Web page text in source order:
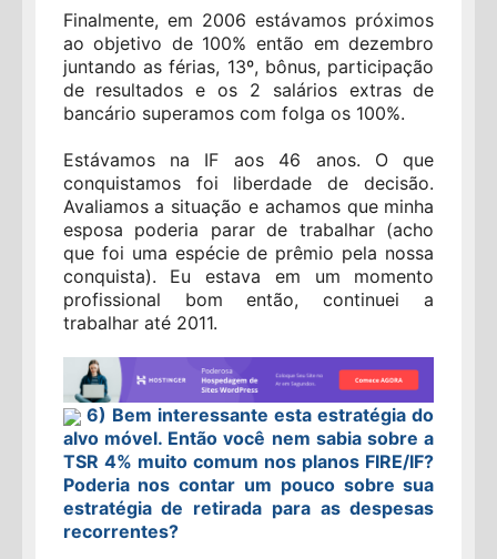
Finalmente, em 2006 estávamos próximos
ao objetivo de 100% então em dezembro
juntando as férias, 13º, bônus, participação
de resultados e os 2 salários extras de
bancário superamos com folga os 100%.
Estávamos na IF aos 46 anos. O que
conquistamos foi liberdade de decisão.
Avaliamos a situação e achamos que minha
esposa poderia parar de trabalhar (acho
que foi uma espécie de prêmio pela nossa
conquista). Eu estava em um momento
profissional bom então, continuei a
trabalhar até 2011.
6) Bem interessante esta estratégia do
alvo móvel. Então você nem sabia sobre a
TSR 4% muito comum nos planos FIRE/IF?
Poderia nos contar um pouco sobre sua
estratégia de retirada para as despesas
recorrentes?